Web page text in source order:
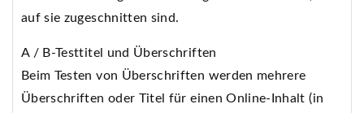
auf sie zugeschnitten sind.
A / B-Testtitel und Überschriften
Beim Testen von Überschriften werden mehrere
Überschriften oder Titel für einen Online-Inhalt (in